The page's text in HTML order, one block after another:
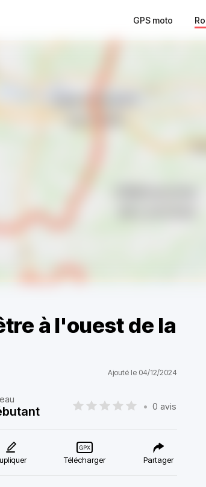
GPS moto
à l'ouest de la
Ajouté le 04/12/2024
• 0 avis
Télécharger Partager